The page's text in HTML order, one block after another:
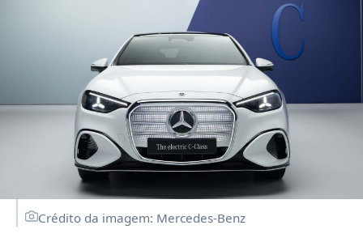
Crédito da imagem: Mercedes-Benz